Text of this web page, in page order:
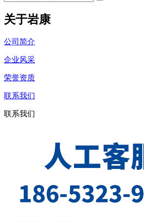
关于岩康
公司简介
企业风采
荣誉资质
联系我们
联系我们